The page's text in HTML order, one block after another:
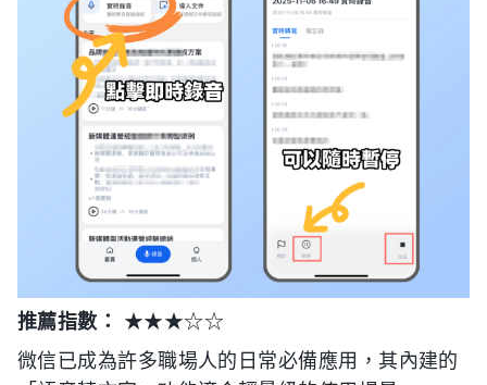
推薦指數：
★★★☆☆
微信已成為許多職場人的日常必備應用，其內建的